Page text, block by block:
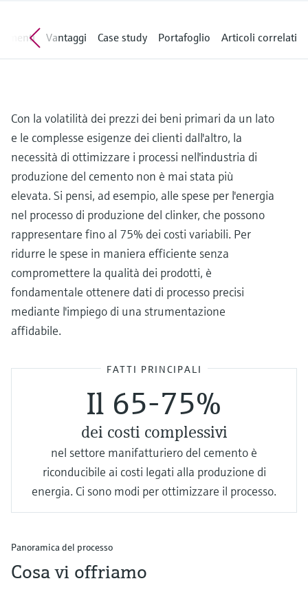
Accesso a Device Viewer
Trova informazioni e documentazione
specifiche sul prodotto
ordine o numero di serie
Misura del livello tramite la misura
della pressione
Memosens technology
modelli decisionali
Vantaggi Case study Portafoglio Articoli correlati
Con la volatilità dei prezzi dei beni primari da un lato
e le complesse esigenze dei clienti dall'altro, la
necessità di ottimizzare i processi nell'industria di
produzione del cemento non è mai stata più
elevata. Si pensi, ad esempio, alle spese per l'energia
nel processo di produzione del clinker, che possono
rappresentare fino al 75% dei costi variabili. Per
ridurre le spese in maniera efficiente senza
compromettere la qualità dei prodotti, è
fondamentale ottenere dati di processo precisi
mediante l'impiego di una strumentazione
affidabile.
FATTI PRINCIPALI
Il 65-75%
dei costi complessivi
nel settore manifatturiero del cemento è
riconducibile ai costi legati alla produzione di
energia. Ci sono modi per ottimizzare il processo.
Panoramica del processo
Cosa vi offriamo